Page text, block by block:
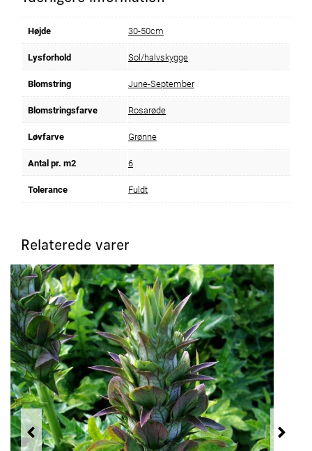
Højde 30-50cm
Lysforhold Sol/halvskygge
Blomstring June-September
Blomstringsfarve Rosarøde
Løvfarve Grønne
Antal pr. m2 6
Tolerance Fuldt
Relaterede varer